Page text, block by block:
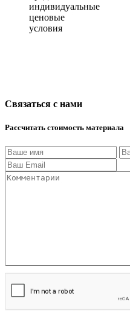
индивидуальные
ценовые
условия
Связаться с нами
Рассчитать стоимость материала